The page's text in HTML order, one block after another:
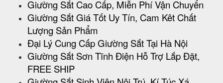
Giường Sắt Cao Cấp, Miễn Phí Vận Chuyển
Giường Sắt Giá Tốt Uy Tín, Cam Kêt Chất
Lượng Sản Phẩm
Đại Lý Cung Cấp Giường Sắt Tại Hà Nội
Giường Sắt Sơn Tĩnh Điện Hỗ Trợ Lắp Đặt,
FREE SHIP